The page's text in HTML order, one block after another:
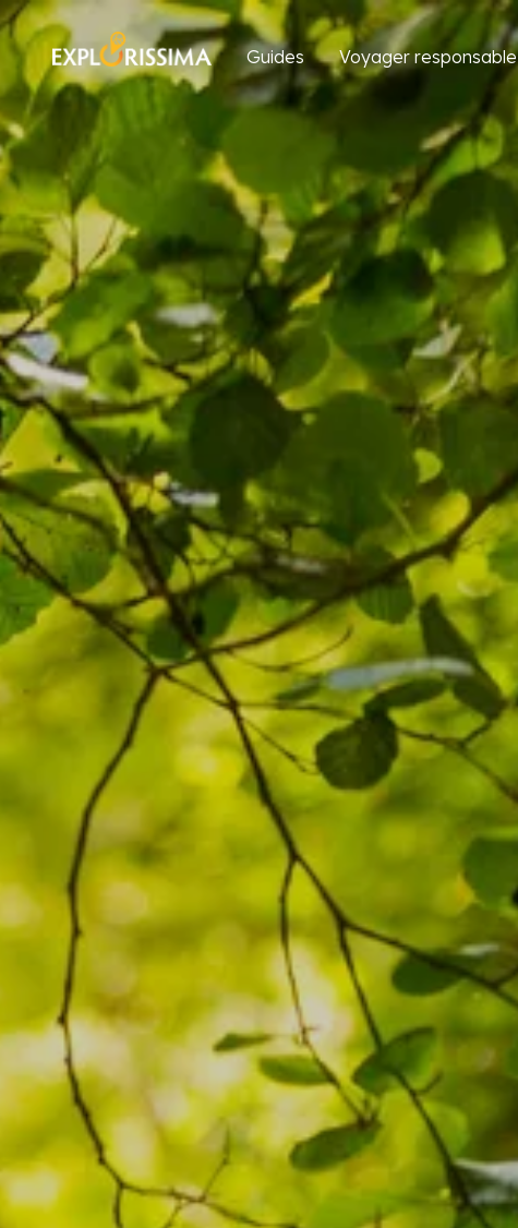
Guides Voyager responsable